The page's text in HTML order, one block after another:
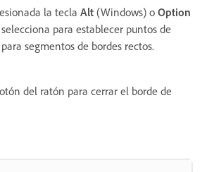
la tecla Alt (Windows) o Option
para establecer puntos de
segmentos de bordes rectos.
del ratón para cerrar el borde de